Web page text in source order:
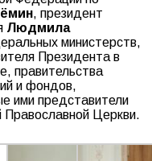
, президент
Людмила
министерств,
Президента в
правительства
и фондов,
ими представители
Православной Церкви.